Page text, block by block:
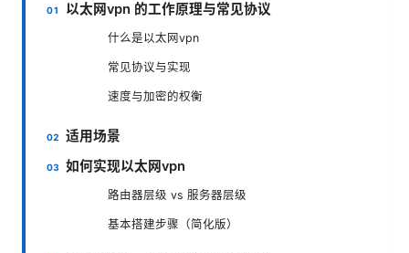
以太网vpn 的工作原理与常见协议
什么是以太网vpn
常见协议与实现
速度与加密的权衡
适用场景
如何实现以太网vpn
路由器层级 vs 服务器层级
基本搭建步骤（简化版）